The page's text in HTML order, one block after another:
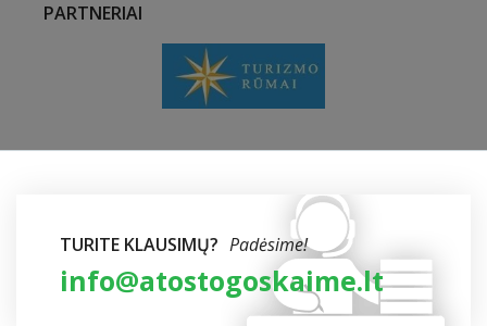
PARTNERIAI
TURITE KLAUSIMŲ? Padėsime!
info@atostogoskaime.lt